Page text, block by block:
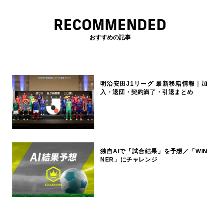
RECOMMENDED
おすすめの記事
明治安田J1リーグ 最新移籍情報｜加
入・退団・契約満了・引退まとめ
独自AIで「試合結果」を予想／「WIN
NER」にチャレンジ